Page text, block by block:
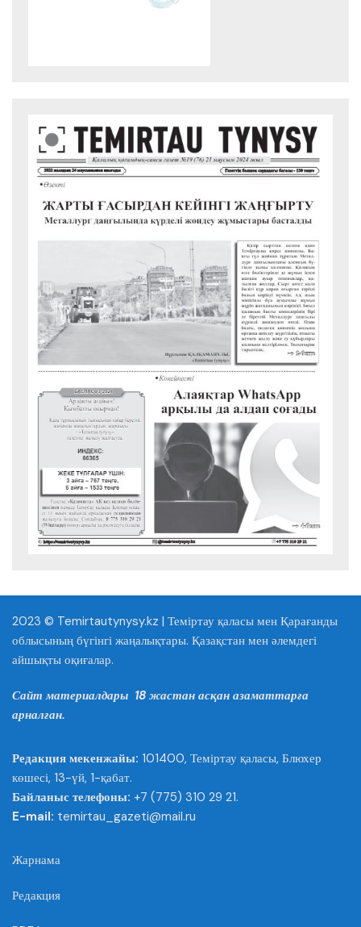
2023 © Temirtautynysy.kz | Теміртау қаласы мен Қарағанды
облысының бүгінгі жаңалықтары. Қазақстан мен әлемдегі
айшықты оқиғалар.
Сайт материалдары 18 жастан асқан азаматтарға
арналған.
Редакция мекенжайы: 101400, Теміртау қаласы, Блюхер
көшесі, 13-үй, 1-қабат.
Байланыс телефоны: +7 (775) 310 29 21.
E-mail: temirtau_gazeti@mail.ru
Жарнама
Редакция